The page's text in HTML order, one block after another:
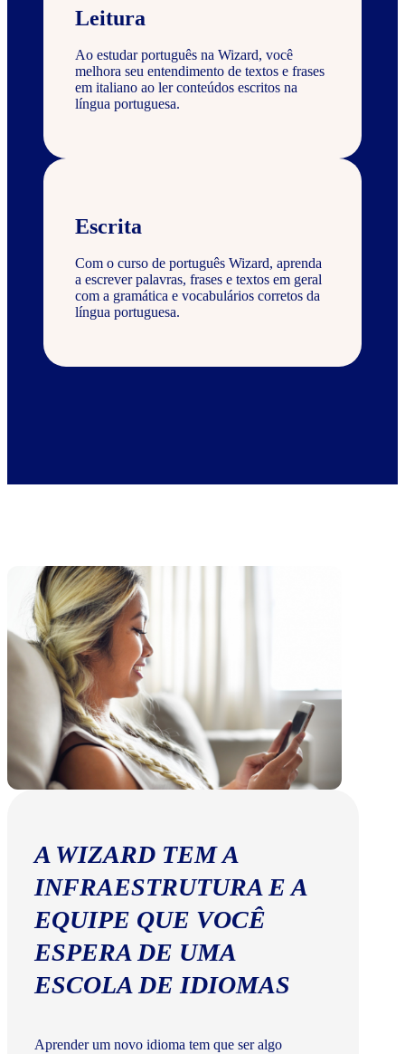
Leitura
Ao estudar português na Wizard, você
melhora seu entendimento de textos e frases
em italiano ao ler conteúdos escritos na
língua portuguesa.
Escrita
Com o curso de português Wizard, aprenda
a escrever palavras, frases e textos em geral
com a gramática e vocabulários corretos da
língua portuguesa.
A WIZARD TEM A
INFRAESTRUTURA E A
EQUIPE QUE VOCÊ
ESPERA DE UMA
ESCOLA DE IDIOMAS
Aprender um novo idioma tem que ser algo